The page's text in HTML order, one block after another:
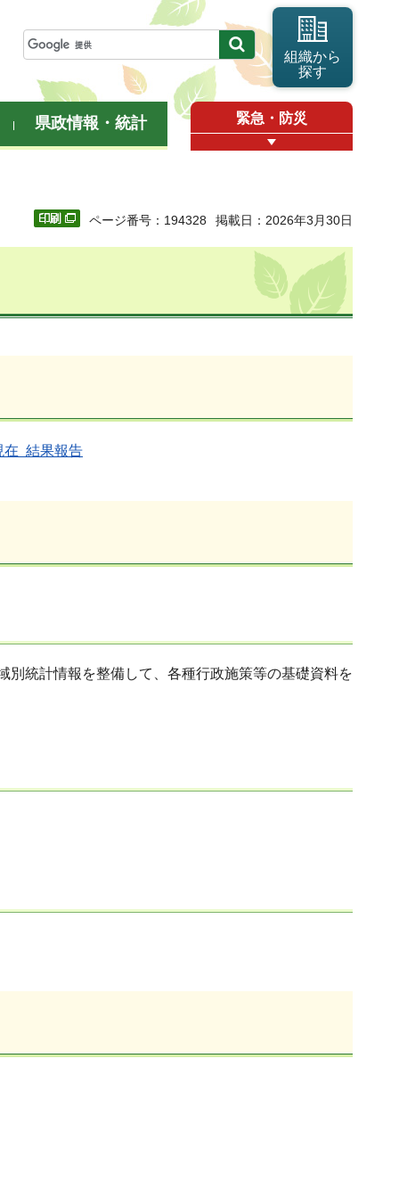
組織から
探す
県政情報・統計 緊急・防災
ページ番号：194328 掲載日：2026年3月30日
在 結果報告
統計情報を整備して、各種行政施策等の基礎資料を